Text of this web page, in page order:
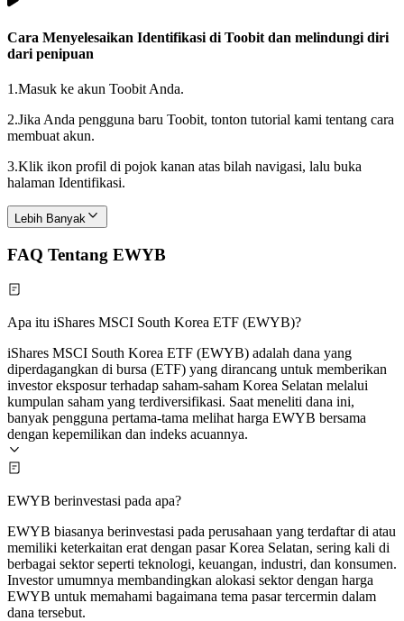
Cara Menyelesaikan Identifikasi di Toobit dan melindungi diri
dari penipuan
1.Masuk ke akun Toobit Anda.
2.Jika Anda pengguna baru Toobit, tonton tutorial kami tentang cara
membuat akun.
3.Klik ikon profil di pojok kanan atas bilah navigasi, lalu buka
halaman Identifikasi.
Lebih Banyak
FAQ Tentang EWYB
Apa itu iShares MSCI South Korea ETF (EWYB)?
iShares MSCI South Korea ETF (EWYB) adalah dana yang
diperdagangkan di bursa (ETF) yang dirancang untuk memberikan
investor eksposur terhadap saham-saham Korea Selatan melalui
kumpulan saham yang terdiversifikasi. Saat meneliti dana ini,
banyak pengguna pertama-tama melihat harga EWYB bersama
dengan kepemilikan dan indeks acuannya.
EWYB berinvestasi pada apa?
EWYB biasanya berinvestasi pada perusahaan yang terdaftar di atau
memiliki keterkaitan erat dengan pasar Korea Selatan, sering kali di
berbagai sektor seperti teknologi, keuangan, industri, dan konsumen.
Investor umumnya membandingkan alokasi sektor dengan harga
EWYB untuk memahami bagaimana tema pasar tercermin dalam
dana tersebut.